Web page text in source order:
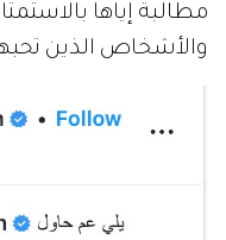
مطالبةً إياها
والأشخاص الذين